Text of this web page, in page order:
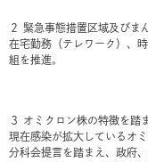
２ 緊急事態措置区域及びま
在宅勤務（テレワーク）、
組を推進。
３ オミクロン株の特徴を踏
現在感染が拡大しているオ
分科会提言を踏まえ、政府